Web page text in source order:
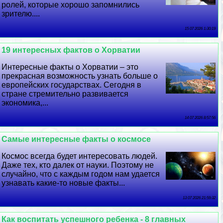
ролей, которые хорошо запомнились
зрителю....
15 07 2026 1:30:19
19 интересных фактов о Хорватии
Интересные факты о Хорватии – это
прекрасная возможность узнать больше о
европейских государствах. Сегодня в
стране стремительно развивается
экономика,...
14 07 2026 8:57:56
Самые интересные факты о космосе
Космос всегда будет интересовать людей.
Даже тех, кто далек от науки. Поэтому не
случайно, что с каждым годом нам удается
узнавать какие-то новые факты...
13 07 2026 21:59:32
Как воспитать успешного ребенка - 8 главных